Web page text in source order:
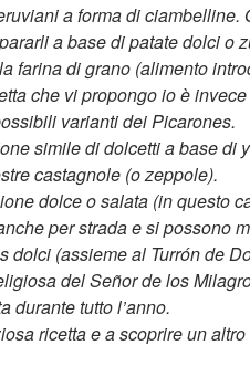
a forma di
a base di patate dolci o
farina di grano (alimento
che vi propongo io è
varianti dei Picarones.
simile di dolcetti a base di
castagnole (o zeppole).
dolce o salata (in questo
per strada e si possono
dolci (assieme al Turrón de
del Señor de los
durante tutto l’anno.
ricetta e a scoprire un